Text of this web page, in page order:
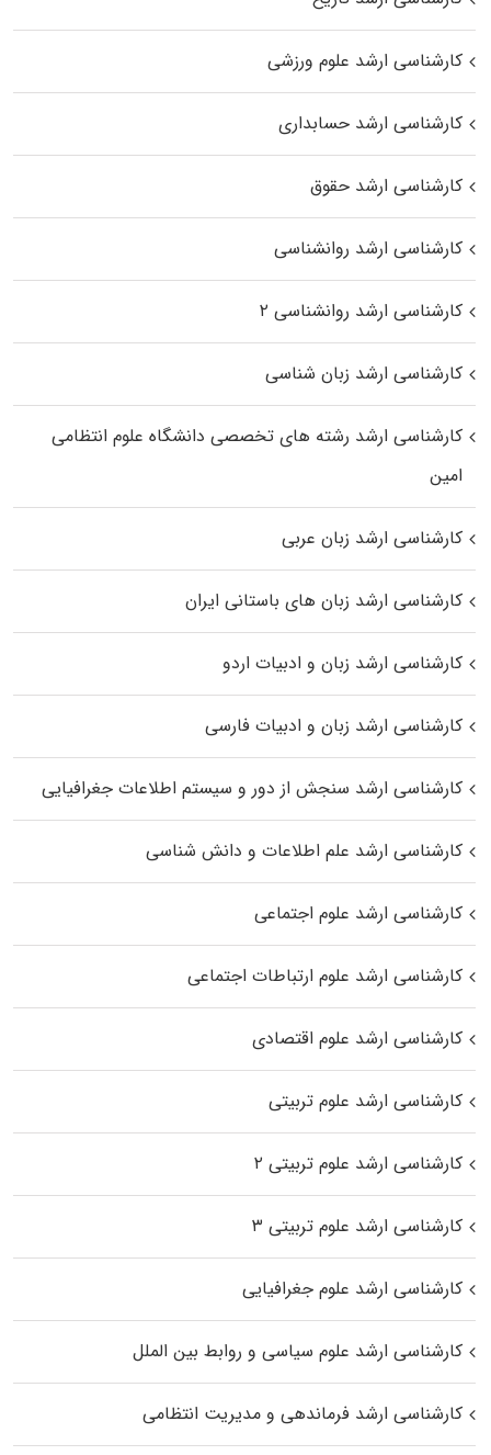
کارشناسی ارشد علوم ورزشی
کارشناسی ارشد حسابداری
کارشناسی ارشد حقوق
کارشناسی ارشد روانشناسی
کارشناسی ارشد روانشناسی ۲
کارشناسی ارشد زبان شناسی
کارشناسی ارشد رﺷﺘﻪ ﻫﺎی تخصصی داﻧﺸﮕﺎه ﻋﻠﻮم انتظامی
اﻣﻴﻦ
کارشناسی ارشد زبان عربی
کارشناسی ارشد زبان‌ های باستانی ایران
کارشناسی ارشد زبان و ادبیات اردو
کارشناسی ارشد زبان و ادبیات فارسی
کارشناسی ارشد سنجش از دور و سیستم اطلاعات جغرافیایی
کارشناسی ارشد علم اطلاعات و دانش شناسی
کارشناسی ارشد علوم اجتماعی
کارشناسی ارشد علوم ارتباطات اجتماعی
کارشناسی ارشد علوم اقتصادی
کارشناسی ارشد علوم تربیتی
کارشناسی ارشد علوم تربیتی ۲
کارشناسی ارشد علوم تربیتی ۳
کارشناسی ارشد علوم جغرافیایی
کارشناسی ارشد علوم سیاسی و روابط بین الملل
کارشناسی ارشد فرماندهی و مدیریت انتظامی